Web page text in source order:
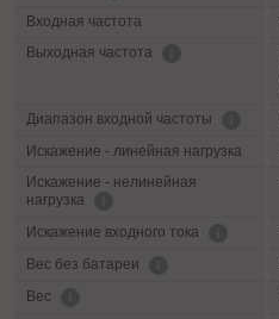
Входная частота
Выходная частота
Диапазон входной частоты
Искажение - линейная нагрузка
Искажение - нелинейная
нагрузка
Искажение входного тока
Вес без батареи
Вес